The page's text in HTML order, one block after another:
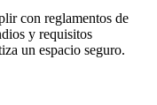
con reglamentos de
y requisitos
un espacio seguro.